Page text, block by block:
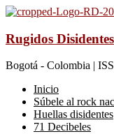
Rugidos Disidentes
Bogotá - Colombia |
Inicio
Súbele al rock
Huellas disidentes
71 Decibeles